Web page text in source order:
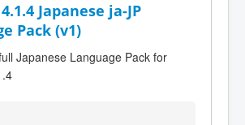
Japanese ja-JP
Pack (v1)
Japanese Language Pack for